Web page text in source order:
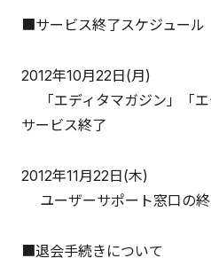
■サービス終了スケジュール
2012年10月22日(月)
「エディタマガジン」「エ
サービス終了
2012年11月22日(木)
ユーザーサポート窓口の
■退会手続きについて